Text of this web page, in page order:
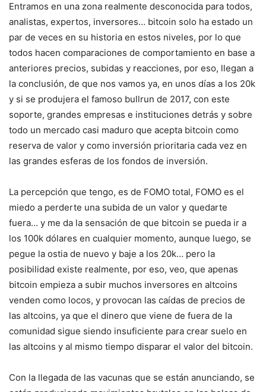
Entramos en una zona realmente desconocida para todos,
analistas, expertos, inversores… bitcoin solo ha estado un
par de veces en su historia en estos niveles, por lo que
todos hacen comparaciones de comportamiento en base a
anteriores precios, subidas y reacciones, por eso, llegan a
la conclusión, de que nos vamos ya, en unos días a los 20k
y si se produjera el famoso bullrun de 2017, con este
soporte, grandes empresas e instituciones detrás y sobre
todo un mercado casi maduro que acepta bitcoin como
reserva de valor y como inversión prioritaria cada vez en
las grandes esferas de los fondos de inversión.
La percepción que tengo, es de FOMO total, FOMO es el
miedo a perderte una subida de un valor y quedarte
fuera… y me da la sensación de que bitcoin se pueda ir a
los 100k dólares en cualquier momento, aunque luego, se
pegue la ostia de nuevo y baje a los 20k… pero la
posibilidad existe realmente, por eso, veo, que apenas
bitcoin empieza a subir muchos inversores en altcoins
venden como locos, y provocan las caídas de precios de
las altcoins, ya que el dinero que viene de fuera de la
comunidad sigue siendo insuficiente para crear suelo en
las altcoins y al mismo tiempo disparar el valor del bitcoin.
Con la llegada de las vacunas que se están anunciando, se